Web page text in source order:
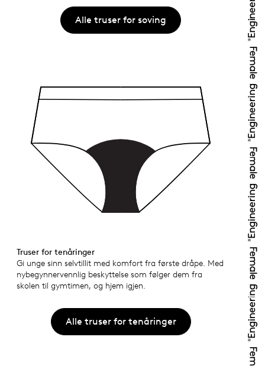
Alle truser for soving
Truser for tenåringer
Gi unge sinn selvtillit med komfort fra første dråpe. Med
nybegynnervennlig beskyttelse som følger dem fra
skolen til gymtimen, og hjem igjen.
Alle truser for tenåringer